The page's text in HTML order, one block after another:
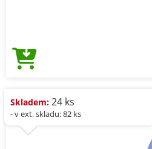
Skladem: 24 ks
- v ext. skladu: 82 ks